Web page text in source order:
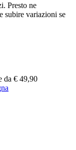
Presto ne
subire variazioni se
da € 49,90